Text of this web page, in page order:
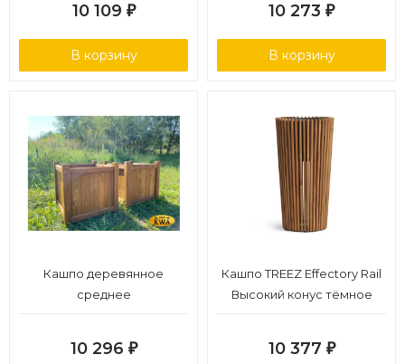
10 109 ₽
В корзину
10 273 ₽
В корзину
Кашпо деревянное
среднее
10 296 ₽
Кашпо TREEZ Effectory Rail
Высокий конус тёмное
10 377 ₽